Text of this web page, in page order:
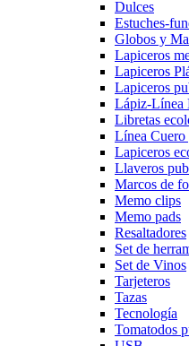
Dulces
Estuches-
Globos y
Lapiceros
Lapiceros
Lapiceros
Lápiz-Línea
Libretas
Línea
Lapiceros
Llaveros
Marcos de
Memo clips
Memo pads
Resaltadores
Set de
Set de Vinos
Tarjeteros
Tazas
Tecnología
Tomatodos